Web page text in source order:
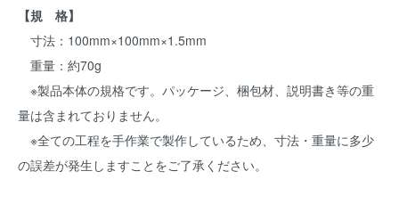
【規 格】
寸法：100mm×100mm×1.5mm
重量：約70g
※製品本体の規格です。パッケージ、梱包材、説明書き等の重
量は含まれておりません。
※全ての工程を手作業で製作しているため、寸法・重量に多少
の誤差が発生しますことをご了承ください。